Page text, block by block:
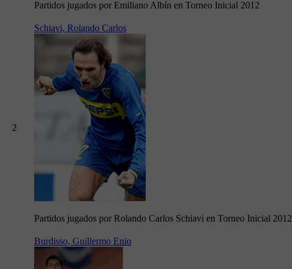
Partidos jugados por Emiliano Albín en Torneo Inicial 2012
2
Schiavi, Rolando Carlos
Partidos jugados por Rolando Carlos Schiavi en Torneo Inicial 2012
Burdisso, Guillermo Enio